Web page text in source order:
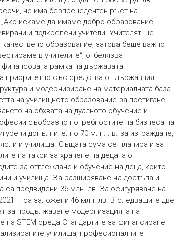
че има безпрецедентен ръст на
искаме да имаме добро образование,
и подкрепени учители. Учителят ще
образование, затова беше важно
в учителите“, отбелязва
рамка на държавата.
приоритетно със средства от държавния
и модернизиране на материалната база
на училищното образование за постигане
на обхвата на дуалното обучение и
съобразно потребностите на бизнеса на
допълнително 70 млн. лв. за изграждане,
и училища. Същата сума се планира и за
на такси за хранене на децата от
за отглеждане и обучение на деца, които
и училища. За разширяване на достъпа и
предвидени 36 млн. лв. За осигуряване на
г. са заложени 46 млн. лв. В следващите две
за продължаване модернизацията на
на STEM среда.Стандартите за финансиране
училища, професионалните